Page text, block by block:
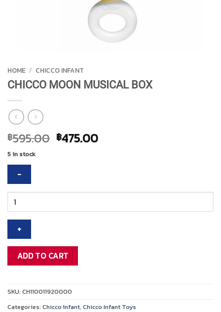
HOME / CHICCO INFANT
CHICCO MOON MUSICAL BOX
฿595.00 Original
฿475.00Current
5 in stock
CHICCO
MOON
MUSICAL
BOX
quantity
ADD TO CART
SKU: CH110011920000
Categories: Chicco Infant, Chicco Infant Toys